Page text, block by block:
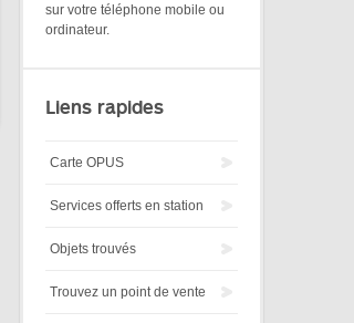
sur votre téléphone mobile ou
ordinateur.
Liens rapides
Carte OPUS
Services offerts en station
Objets trouvés
Trouvez un point de vente